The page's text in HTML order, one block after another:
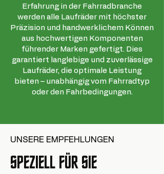
Erfahrung in der Fahrradbranche
werden alle Laufräder mit höchster
Präzision und handwerklichem Können
aus hochwertigen Komponenten
führender Marken gefertigt. Dies
garantiert langlebige und zuverlässige
Laufräder, die optimale Leistung
bieten – unabhängig vom Fahrradtyp
oder den Fahrbedingungen.
UNSERE EMPFEHLUNGEN
SPEZIELL FÜR SIE